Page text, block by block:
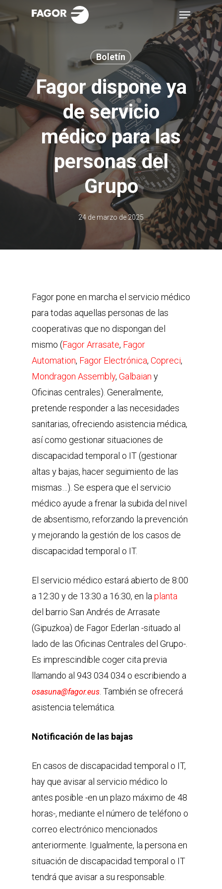
to
content
Menu
Boletín
Fagor dispone ya
de servicio
médico para las
personas del
Grupo
24 de marzo de 2025
Fagor pone en marcha el servicio médico
para todas aquellas personas de las
cooperativas que no dispongan del
mismo (Fagor Arrasate, Fagor
Automation, Fagor Electrónica, Copreci,
Mondragon Assembly, Galbaian y
Oficinas centrales). Generalmente,
pretende responder a las necesidades
sanitarias, ofreciendo asistencia médica,
así como gestionar situaciones de
discapacidad temporal o IT (gestionar
altas y bajas, hacer seguimiento de las
mismas…). Se espera que el servicio
médico ayude a frenar la subida del nivel
de absentismo, reforzando la prevención
y mejorando la gestión de los casos de
discapacidad temporal o IT.
El servicio médico estará abierto de 8:00
a 12:30 y de 13:30 a 16:30, en la planta
del barrio San Andrés de Arrasate
(Gipuzkoa) de Fagor Ederlan -situado al
lado de las Oficinas Centrales del Grupo-.
Es imprescindible coger cita previa
llamando al 943 034 034 o escribiendo a
osasuna@fagor.eus . También se ofrecerá
asistencia telemática.
Notificación de las bajas
En casos de discapacidad temporal o IT,
hay que avisar al servicio médico lo
antes posible -en un plazo máximo de 48
horas-, mediante el número de teléfono o
correo electrónico mencionados
anteriormente. Igualmente, la persona en
situación de discapacidad temporal o IT
tendrá que avisar a su responsable.